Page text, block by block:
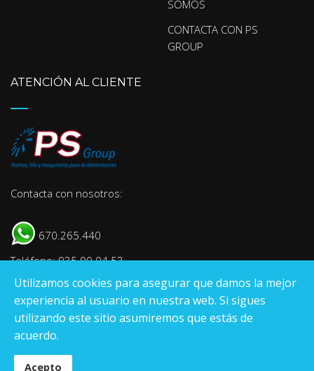
SOMOS
CONTACTA CON PS
GROUP
ATENCIÓN AL CLIENTE
Contacta con nosotros:
670.265.440
Teléfono: 935 90 04 53
E-mail:info@psgroup.es
Utilizamos cookies para asegurar que damos la mejor
experiencia al usuario en nuestra web. Si sigues
utilizando este sitio asumiremos que estás de
acuerdo.
Acepto